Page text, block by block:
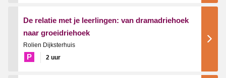
De relatie met je leerlingen: van dramadriehoek
naar groeidriehoek
Rolien Dijksterhuis
P 2 uur